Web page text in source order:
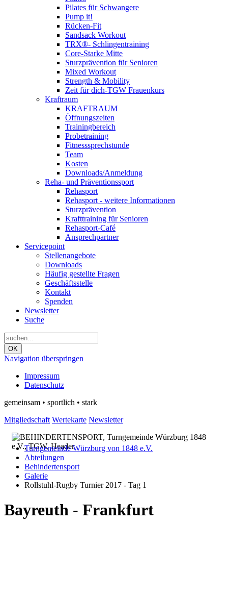
Pilates für Schwangere
Pump it!
Rücken-Fit
Sandsack Workout
TRX®- Schlingentraining
Core-Starke Mitte
Sturzprävention für Senioren
Mixed Workout
Strength & Mobility
Zeit für dich-TGW Frauenkurs
Kraftraum
KRAFTRAUM
Öffnungszeiten
Trainingbereich
Probetraining
Fitnesssprechstunde
Team
Kosten
Downloads/Anmeldung
Reha- und Präventionssport
Rehasport
Rehasport - weitere Informationen
Sturzprävention
Krafttraining für Senioren
Rehasport-Café
Ansprechpartner
Servicepoint
Stellenangebote
Downloads
Häufig gestellte Fragen
Geschäftsstelle
Kontakt
Spenden
Newsletter
Suche
OK
Navigation überspringen
Impressum
Datenschutz
gemeinsam • sportlich • stark
Mitgliedschaft Wertekarte Newsletter
Turngemeinde Würzburg von 1848 e.V.
Abteilungen
Behindertensport
Galerie
Rollstuhl-Rugby Turnier 2017 - Tag 1
Bayreuth - Frankfurt